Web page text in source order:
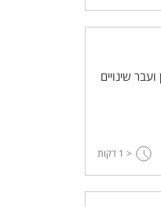
שינויים
< 1 דקות